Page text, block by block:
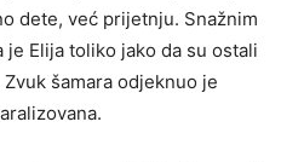
dete, već prijetnju. Snažnim
Elija toliko jako da su ostali
šamara odjeknuo je